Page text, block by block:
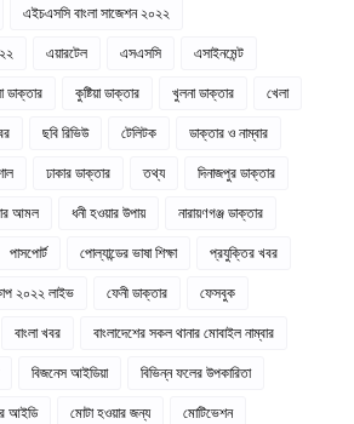
এইচএসসি বাংলা সাজেশন ২০২২
এয়ারটেল এসএসসি
এসাইনমেন্ট
ডাক্তার কুষ্টিয়া ডাক্তার খুলনা ডাক্তার
খেলা
ছবি রিভিউ টেলিটক
ডাক্তার ও নাম্বার
ঢাকার ডাক্তার তথ্য
দিনাজপুর ডাক্তার
আমল ধনী হওয়ার উপায়
নারায়ণগঞ্জ ডাক্তার
পাসপোর্ট পোল্যান্ডের ভাষা শিক্ষা
প্রযুক্তির খবর
২০২২ লাইভ ফেনী ডাক্তার
ফেসবুক
বাংলা খবর
বাংলাদেশের সকল থানার মোবাইল নাম্বার
বিজনেস আইডিয়া
বিভিন্ন ফলের উপকারিতা
আইডি মোটা হওয়ার জন্য
মোটিভেশন